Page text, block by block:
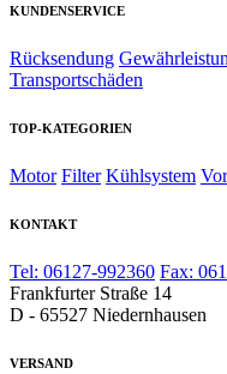
KUNDENSERVICE
Rücksendung
Transportschäden
TOP-KATEGORIEN
Motor Filter Kühlsystem
KONTAKT
Tel: 06127-992360 Fax:
Frankfurter Straße 14
D - 65527 Niedernhausen
VERSAND